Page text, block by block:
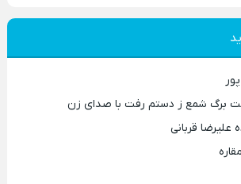
برگ شمع ز دستم رفت با صدای زن
علیرضا قربانی